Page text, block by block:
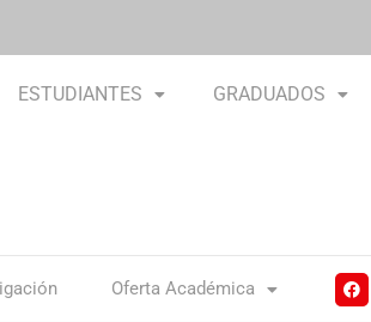
ESTUDIANTES GRADUADOS
Oferta Académica
F
a